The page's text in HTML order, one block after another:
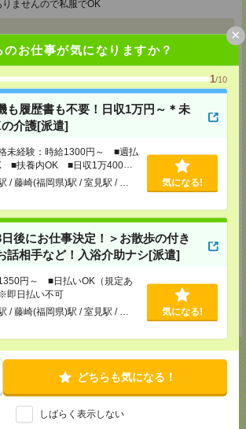
のお仕事が気になりますか？
1/10
も履歴書も不要！日収1万円～＊未
介護[派遣]
未経験：時給1300円～ ■週払
■扶養内OK ■日収1万400円
/ 藤崎(福岡県)駅 / 室見駅 / … 気になる!
日後にお仕事決定！＞お散歩の付き
話相手など！入浴介助ナシ[派遣]
円～ ■日払いOK（規定あ
即日払い不可
/ 藤崎(福岡県)駅 / 室見駅 / … 気になる!
どちらも気になる！
しばらく表示しない
×
ませんので私服でOK
部 博多オフィス
ts.jp
部 小倉オフィス
区米町1-3-1 明治安田生命北九州ビル3F
ts.jp
部 熊本オフィス
畑町1-7 MY熊本ビル2F 2-3号室
ts.jp
QUOカード2000円分をプレゼント中★
応募ページへ